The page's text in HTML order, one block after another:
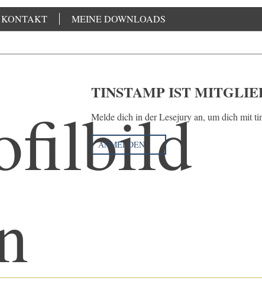
KONTAKT MEINE DOWNLOADS
TINSTAMP IST
Melde dich in der Lesejury an, um dich mit
ANMELDEN